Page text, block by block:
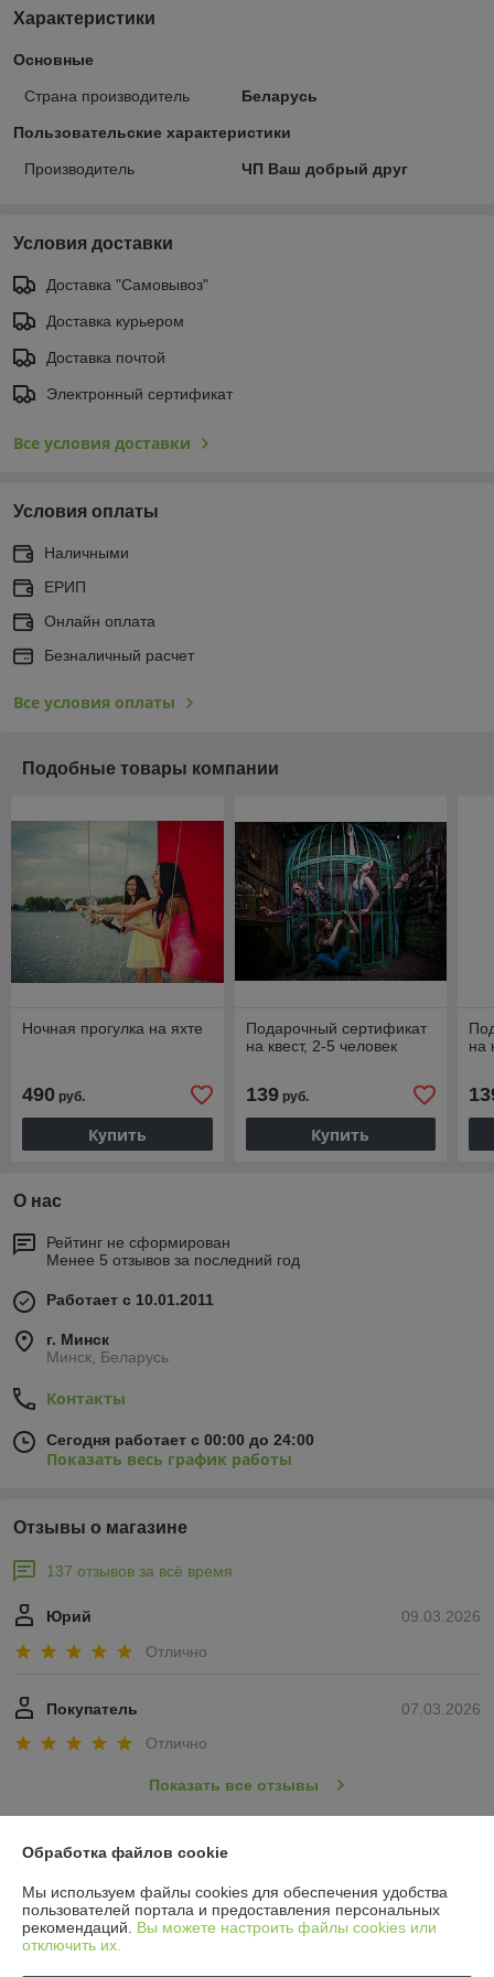
Характеристики
Основные
Страна производитель Беларусь
Пользовательские характеристики
Производитель ЧП Ваш добрый друг
Условия доставки
Доставка "Самовывоз"
Доставка курьером
Доставка почтой
Электронный сертификат
Все условия доставки
Условия оплаты
Наличными
ЕРИП
Онлайн оплата
Безналичный расчет
Все условия оплаты
Подобные товары компании
Ночная прогулка на яхте
490 руб.
Купить
Подарочный сертификат
на квест, 2-5 человек
139руб.
Купить
на
О нас
Рейтинг не сформирован
Менее 5 отзывов за последний год
Работает с 10.01.2011
г. Минск
Минск, Беларусь
Контакты
Сегодня работает с 00:00 до 24:00
Показать весь график работы
Отзывы о магазине
137 отзывов за всё время
09.03.2026
Юрий
Отлично
07.03.2026
Покупатель
Отлично
Показать все отзывы
О нас
Контакты
Обработка файлов cookie
Мы используем файлы cookies для обеспечения удобства
пользователей портала и предоставления персональных
рекомендаций. Вы можете настроить файлы cookies или
отключить их.